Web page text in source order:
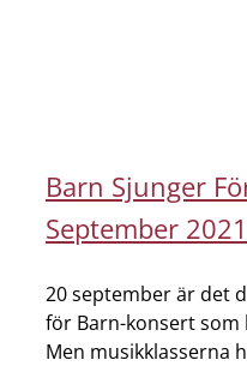
Barn Sjunger
September 2021
20 september är det
för Barn-konsert som
Men musikklasserna